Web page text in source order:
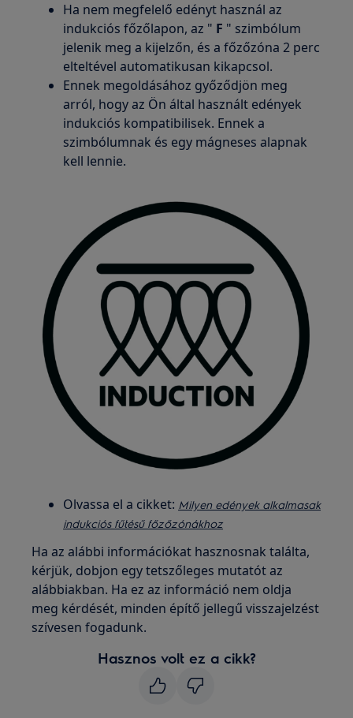
Ha nem megfelelő edényt használ az
indukciós főzőlapon, az " F " szimbólum
jelenik meg a kijelzőn, és a főzőzóna 2 perc
elteltével automatikusan kikapcsol.
Ennek megoldásához győződjön meg
arról, hogy az Ön által használt edények
indukciós kompatibilisek. Ennek a
szimbólumnak és egy mágneses alapnak
kell lennie.
Olvassa el a cikket: Milyen edények alkalmasak
indukciós fűtésű főzőzónákhoz
Ha az alábbi információkat hasznosnak találta,
kérjük, dobjon egy tetszőleges mutatót az
alábbiakban. Ha ez az információ nem oldja
meg kérdését, minden építő jellegű visszajelzést
szívesen fogadunk.
Hasznos volt ez a cikk?